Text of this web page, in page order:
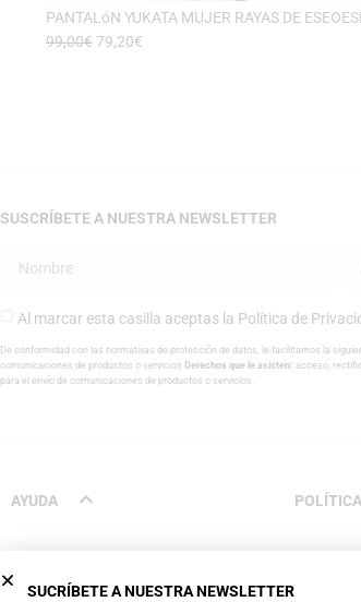
PANTALóN YUKATA MUJER RAYAS DE
99,00€79,20€
SUSCRÍBETE A NUESTRA NEWSLETTER
Al marcar esta casilla aceptas la Política de
De conformidad con las normativas de protección de datos, le facilitamos la
comunicaciones de productos o servicios Derechos que le asisten: acceso,
para el envío de comunicaciones de productos o servicios.
AYUDA
SUCRÍBETE A NUESTRA NEWSLETTER